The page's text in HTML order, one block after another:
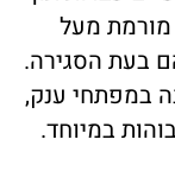
מעל
בעת הסגירה.
במפתחי ענק,
במיוחד.